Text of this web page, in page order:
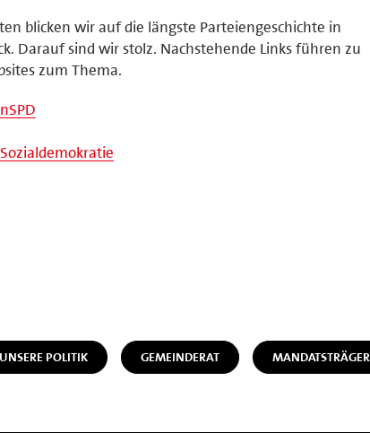
blicken wir auf die längste Parteiengeschichte in
Darauf sind wir stolz. Nachstehende Links führen zu
zum Thema.
UNSERE POLITIK GEMEINDERAT MANDATSTRÄGER